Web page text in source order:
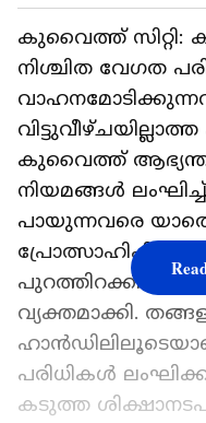
കുവൈത്ത്
നിശ്ചിത വേഗത
കുവൈത്ത്
നിയമങ്ങൾ
പായുന്നവരെ
പുറത്തിറക്കിയ
വ്യക്തമാക്കി.
പരിധികൾ
കടുത്ത